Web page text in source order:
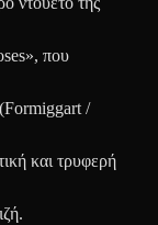
που
/
και τρυφερή